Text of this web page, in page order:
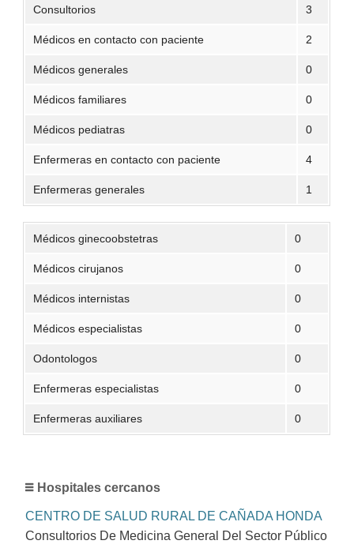
Consultorios 3
Médicos en contacto con paciente 2
Médicos generales 0
Médicos familiares 0
Médicos pediatras 0
Enfermeras en contacto con paciente 4
Enfermeras generales 1
Médicos ginecoobstetras 0
Médicos cirujanos 0
Médicos internistas 0
Médicos especialistas 0
Odontologos 0
Enfermeras especialistas 0
Enfermeras auxiliares 0
Hospitales cercanos
CENTRO DE SALUD RURAL DE CAÑADA HONDA
Consultorios De Medicina General Del Sector Público